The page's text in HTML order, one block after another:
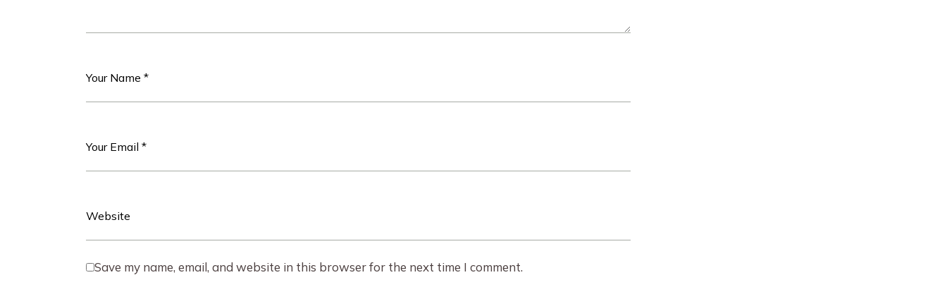
Save my name, email, and website in this browser for the next time I comment.